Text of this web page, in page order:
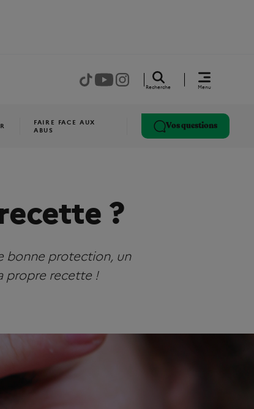
Menu
Recherche
FAIRE FACE AUX
ABUS
Vos questions
?
bonne protection, un
propre recette !